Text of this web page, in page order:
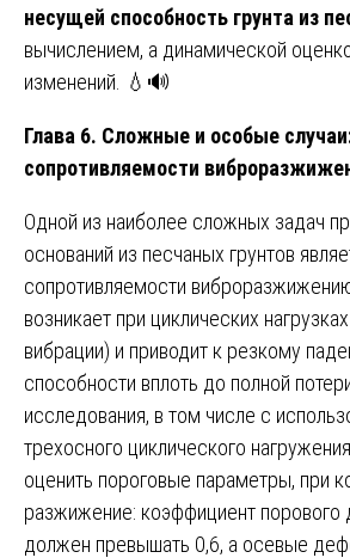
несущей способность грунта из
вычислением, а динамической
изменений. 💧🔊
Глава 6. Сложные и особые
сопротивляемости
Одной из наиболее сложных задач
оснований из песчаных грунтов
сопротивляемости
возникает при циклических
вибрации) и приводит к резкому
способности вплоть до полной
исследования, в том числе с
трехосного циклического
оценить пороговые параметры, при
разжижение: коэффициент порового
должен превышать 0,6, а осевые